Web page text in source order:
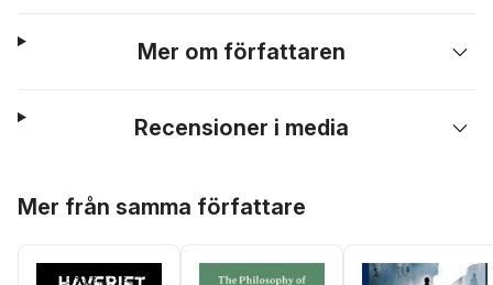
Mer om författaren
Recensioner i media
Mer från samma författare